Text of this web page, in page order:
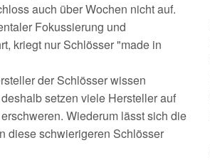
auch über Wochen nicht auf.
Fokussierung und
kriegt nur Schlösser "made in
der Schlösser wissen
setzen viele Hersteller auf
Wiederum lässt sich die
diese schwierigeren Schlösser